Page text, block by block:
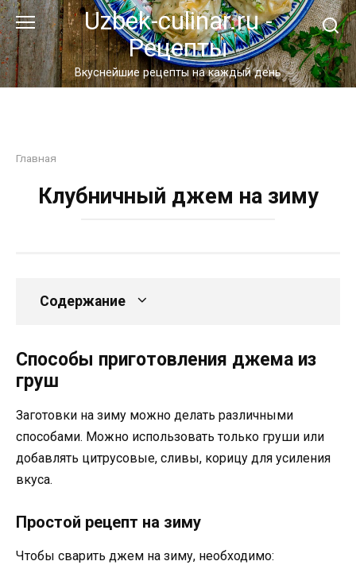
Перейти
к
контенту
Uzbek-culinar.ru -
Рецепты
Вкуснейшие рецепты на каждый день
Главная
Клубничный джем на зиму
Содержание
Способы приготовления джема из
груш
Заготовки на зиму можно делать различными
способами. Можно использовать только груши или
добавлять цитрусовые, сливы, корицу для усиления
вкуса.
Простой рецепт на зиму
Чтобы сварить джем на зиму, необходимо: